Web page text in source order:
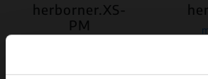
herborner.XS-
PM